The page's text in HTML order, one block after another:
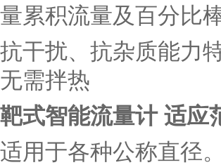
量累积流量及百分比
抗干扰、抗杂质能力
无需拌热
靶式智能流量计适应
适用于各种公称直径